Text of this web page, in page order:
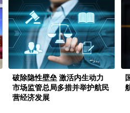
破除隐性壁垒 激活内生动力
市场监管总局多措并举护航民
营经济发展